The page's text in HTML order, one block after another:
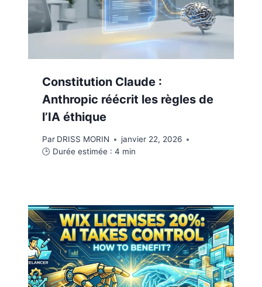
Constitution Claude :
Anthropic réécrit les règles de
l’IA éthique
Par DRISS MORIN
janvier 22, 2026
🕒 Durée estimée : 4 min